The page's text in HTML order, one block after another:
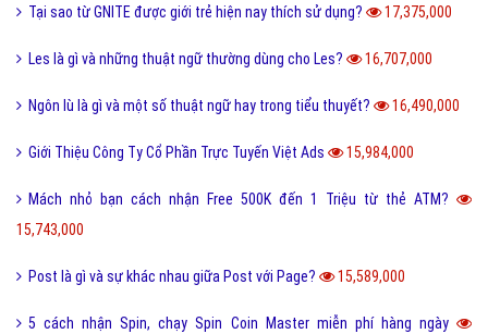
Tại sao từ GNITE được giới trẻ hiện nay thích sử dụng? 17,375,000
Les là gì và những thuật ngữ thường dùng cho Les? 16,707,000
Ngôn lù là gì và một số thuật ngữ hay trong tiểu thuyết? 16,490,000
Giới Thiệu Công Ty Cổ Phần Trực Tuyến Việt Ads 15,984,000
Mách nhỏ bạn cách nhận Free 500K đến 1 Triệu từ thẻ ATM?
15,743,000
Post là gì và sự khác nhau giữa Post với Page? 15,589,000
5 cách nhận Spin, chạy Spin Coin Master miễn phí hàng ngày